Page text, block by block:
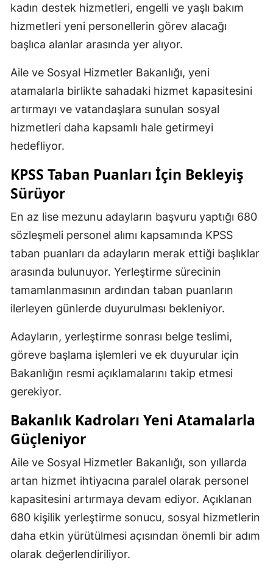
kadın destek hizmetleri, engelli ve yaşlı bakım
hizmetleri yeni personellerin görev alacağı
başlıca alanlar arasında yer alıyor.
Aile ve Sosyal Hizmetler Bakanlığı, yeni
atamalarla birlikte sahadaki hizmet kapasitesini
artırmayı ve vatandaşlara sunulan sosyal
hizmetleri daha kapsamlı hale getirmeyi
hedefliyor.
KPSS Taban Puanları İçin Bekleyiş
Sürüyor
En az lise mezunu adayların başvuru yaptığı 680
sözleşmeli personel alımı kapsamında KPSS
taban puanları da adayların merak ettiği başlıklar
arasında bulunuyor. Yerleştirme sürecinin
tamamlanmasının ardından taban puanların
ilerleyen günlerde duyurulması bekleniyor.
Adayların, yerleştirme sonrası belge teslimi,
göreve başlama işlemleri ve ek duyurular için
Bakanlığın resmi açıklamalarını takip etmesi
gerekiyor.
Bakanlık Kadroları Yeni Atamalarla
Güçleniyor
Aile ve Sosyal Hizmetler Bakanlığı, son yıllarda
artan hizmet ihtiyacına paralel olarak personel
kapasitesini artırmaya devam ediyor. Açıklanan
680 kişilik yerleştirme sonucu, sosyal hizmetlerin
daha etkin yürütülmesi açısından önemli bir adım
olarak değerlendiriliyor.